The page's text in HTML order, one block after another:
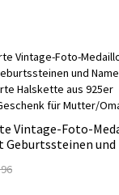
Vintage-Foto-
und
für